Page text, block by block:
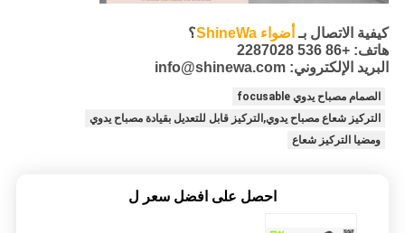
كيفية الاتصال بـ أضواء ShineWa
؟
هاتف: +86 536 2287028
البريد الإلكتروني: info@shinewa.com
الصمام مصباح يدوي focusable
التركيز شعاع مصباح يدوي,التركيز قابل للتعديل بقيادة مصباح يدوي
ومضيا التركيز شعاع
احصل على افضل سعر ل